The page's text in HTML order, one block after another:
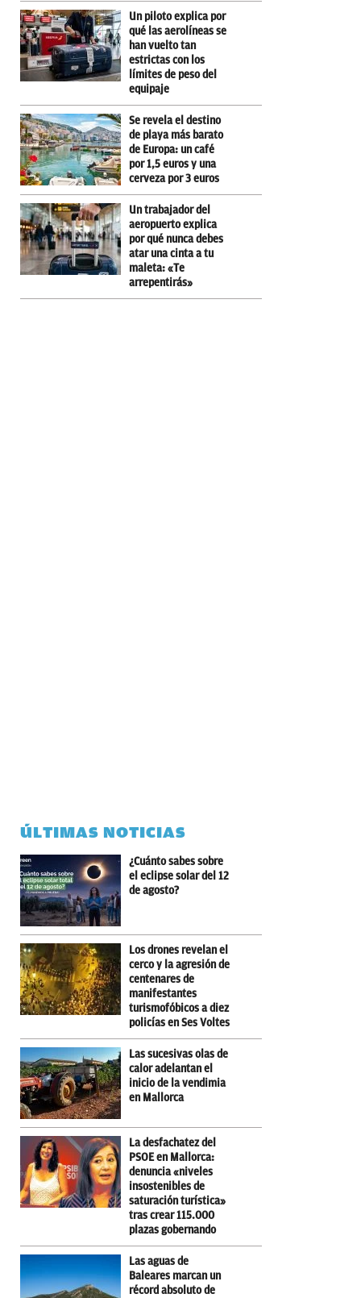
Un piloto explica por
qué las aerolíneas se
han vuelto tan
estrictas con los
límites de peso del
equipaje
Se revela el destino
de playa más barato
de Europa: un café
por 1,5 euros y una
cerveza por 3 euros
Un trabajador del
aeropuerto explica
por qué nunca debes
atar una cinta a tu
maleta: «Te
arrepentirás»
ÚLTIMAS NOTICIAS
¿Cuánto sabes sobre
el eclipse solar del 12
de agosto?
Los drones revelan el
cerco y la agresión de
centenares de
manifestantes
turismofóbicos a diez
policías en Ses Voltes
Las sucesivas olas de
calor adelantan el
inicio de la vendimia
en Mallorca
La desfachatez del
PSOE en Mallorca:
denuncia «niveles
insostenibles de
saturación turística»
tras crear 115.000
plazas gobernando
Las aguas de
Baleares marcan un
récord absoluto de